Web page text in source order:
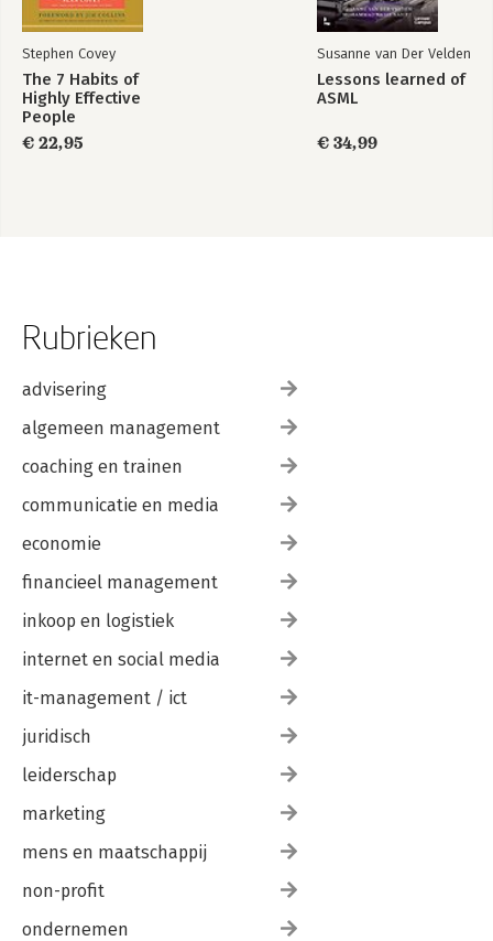
Stephen Covey
The 7 Habits of
Highly Effective
People
€ 22,95
Susanne van Der Velden
Lessons learned of
ASML
€ 34,99
Rubrieken
advisering
algemeen management
coaching en trainen
communicatie en media
economie
financieel management
inkoop en logistiek
internet en social media
it-management / ict
juridisch
leiderschap
marketing
mens en maatschappij
non-profit
ondernemen